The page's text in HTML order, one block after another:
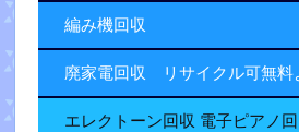
編み機回収
廃家電回収 リサイクル可無料
エレクトーン回収 電子ピアノ